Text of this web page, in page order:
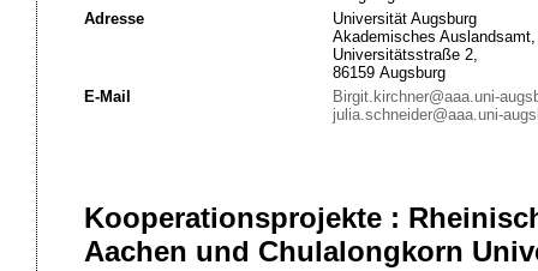
Adresse
Universität Augsburg
Akademisches Auslandsamt,
Universitätsstraße 2,
86159 Augsburg
E-Mail
Birgit.kirchner@aaa.uni-
julia.schneider@aaa.uni-
Kooperationsprojekte :
Aachen und Chulalongkorn